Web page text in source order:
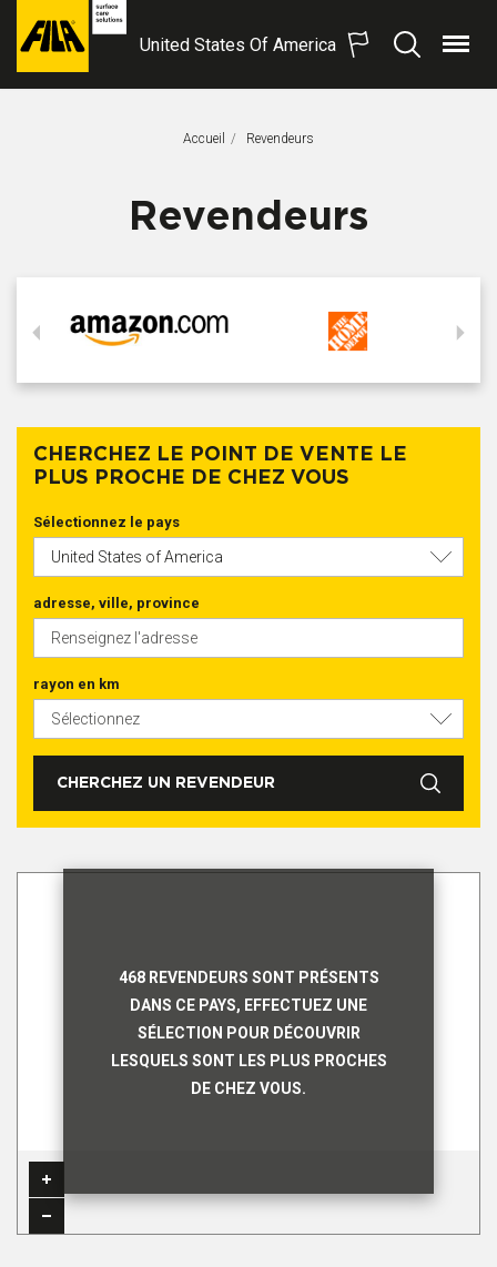
FILA
United States Of America
Recherche
Menu
Accueil Page Actuelle:
Revendeurs
Revendeurs
CHERCHEZ LE POINT DE VENTE LE
PLUS PROCHE DE CHEZ VOUS
Sélectionnez le pays
adresse, ville, province
rayon en km
CHERCHEZ UN REVENDEUR
468 REVENDEURS SONT PRÉSENTS
DANS CE PAYS, EFFECTUEZ UNE
SÉLECTION POUR DÉCOUVRIR
LESQUELS SONT LES PLUS PROCHES
DE CHEZ VOUS.